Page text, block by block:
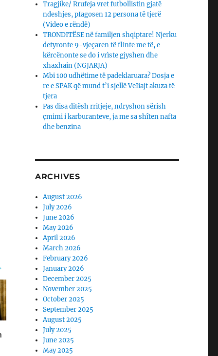
Tragjike/ Rrufeja vret futbollistin gjatë
ndeshjes, pIagosen 12 persona të tjerë
(Video e rëndë)
TRONDITËSE në familjen shqiptare! Njerku
detyronte 9-vjeçaren të flinte me të, e
kërcënonte se do i vrìste gjyshen dhe
xhaxhain (NGJARJA)
Mbi 100 udhëtime të padeklaruara? Dosja e
re e SPAK që mund t’i sjellë VeIiajt akuza të
tjera
Pas disa ditësh rritjeje, ndryshon sërish
çmimi i karburanteve, ja me sa shîten nafta
dhe benzina
ARCHIVES
August 2026
July 2026
June 2026
May 2026
April 2026
March 2026
February 2026
January 2026
December 2025
November 2025
October 2025
September 2025
August 2025
July 2025
June 2025
May 2025